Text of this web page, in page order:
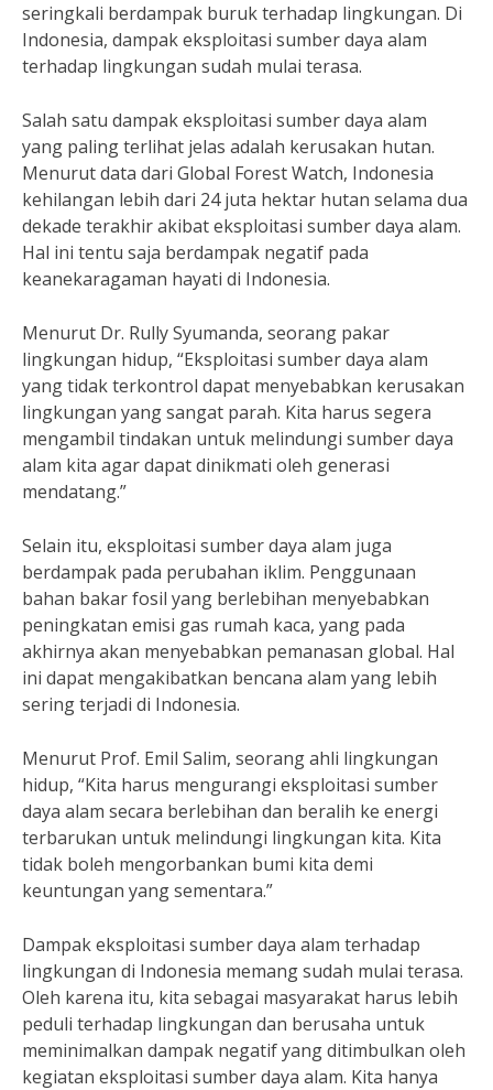
seringkali berdampak buruk terhadap lingkungan. Di
Indonesia, dampak eksploitasi sumber daya alam
terhadap lingkungan sudah mulai terasa.
Salah satu dampak eksploitasi sumber daya alam
yang paling terlihat jelas adalah kerusakan hutan.
Menurut data dari Global Forest Watch, Indonesia
kehilangan lebih dari 24 juta hektar hutan selama dua
dekade terakhir akibat eksploitasi sumber daya alam.
Hal ini tentu saja berdampak negatif pada
keanekaragaman hayati di Indonesia.
Menurut Dr. Rully Syumanda, seorang pakar
lingkungan hidup, “Eksploitasi sumber daya alam
yang tidak terkontrol dapat menyebabkan kerusakan
lingkungan yang sangat parah. Kita harus segera
mengambil tindakan untuk melindungi sumber daya
alam kita agar dapat dinikmati oleh generasi
mendatang.”
Selain itu, eksploitasi sumber daya alam juga
berdampak pada perubahan iklim. Penggunaan
bahan bakar fosil yang berlebihan menyebabkan
peningkatan emisi gas rumah kaca, yang pada
akhirnya akan menyebabkan pemanasan global. Hal
ini dapat mengakibatkan bencana alam yang lebih
sering terjadi di Indonesia.
Menurut Prof. Emil Salim, seorang ahli lingkungan
hidup, “Kita harus mengurangi eksploitasi sumber
daya alam secara berlebihan dan beralih ke energi
terbarukan untuk melindungi lingkungan kita. Kita
tidak boleh mengorbankan bumi kita demi
keuntungan yang sementara.”
Dampak eksploitasi sumber daya alam terhadap
lingkungan di Indonesia memang sudah mulai terasa.
Oleh karena itu, kita sebagai masyarakat harus lebih
peduli terhadap lingkungan dan berusaha untuk
meminimalkan dampak negatif yang ditimbulkan oleh
kegiatan eksploitasi sumber daya alam. Kita hanya